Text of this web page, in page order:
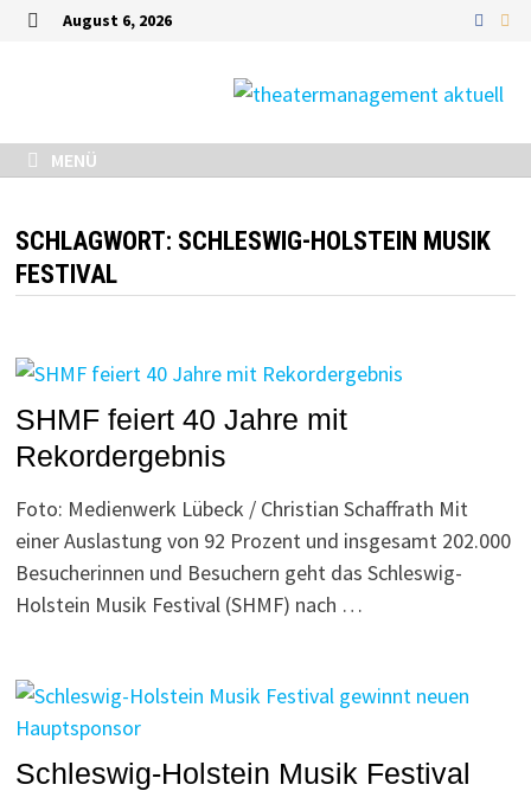
Zurück
August 6, 2026
MENÜ
SCHLAGWORT: SCHLESWIG-HOLSTEIN MUSIK
FESTIVAL
SHMF feiert 40 Jahre mit
Rekordergebnis
Foto: Medienwerk Lübeck / Christian Schaffrath Mit
einer Auslastung von 92 Prozent und insgesamt 202.000
Besucherinnen und Besuchern geht das Schleswig-
Holstein Musik Festival (SHMF) nach …
Schleswig-Holstein Musik Festival